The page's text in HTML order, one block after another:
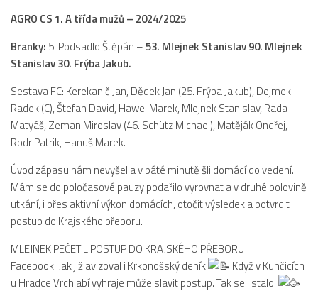
Vedení
Historie
Dokumenty
Aktuality
A tým
Zápasy MA 2026/27
Hráči
Realizační tým
Historie
Zápasy 2024/25
2023/24
AGRO CS 1. A třída mužů – 2024/2025
Branky: 5. Podsadlo Štěpán –53. Mlejnek Stanislav 90. Mlejnek
Stanislav 30. Frýba Jakub.
Sestava FC: Kerekanič Jan, Dědek Jan (25. Frýba Jakub), Dejmek
Radek (C), Štefan David, Hawel Marek, Mlejnek Stanislav, Rada
Matyáš, Zeman Miroslav (46. Schütz Michael), Matěják Ondřej,
Rodr Patrik, Hanuš Marek.
Úvod zápasu nám nevyšel a v páté minutě šli domácí do vedení.
Mám se do poločasové pauzy podařilo vyrovnat a v druhé polovině
utkání, i přes aktivní výkon domácích, otočit výsledek a potvrdit
postup do Krajského přeboru.
MLEJNEK PEČETIL POSTUP DO KRAJSKÉHO PŘEBORU
Facebook: Jak již avizoval i Krkonošský deník
Když v Kunčicích
u Hradce Vrchlabí vyhraje může slavit postup. Tak se i stalo.